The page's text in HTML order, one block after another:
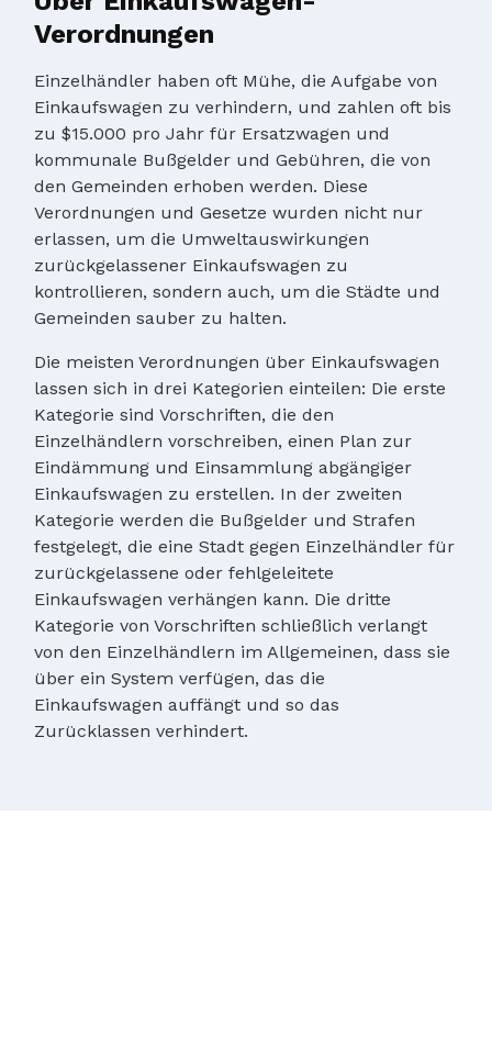
Verordnungen
Einzelhändler haben oft Mühe, die Aufgabe von
Einkaufswagen zu verhindern, und zahlen oft bis
zu $15.000 pro Jahr für Ersatzwagen und
kommunale Bußgelder und Gebühren, die von
den Gemeinden erhoben werden. Diese
Verordnungen und Gesetze wurden nicht nur
erlassen, um die Umweltauswirkungen
zurückgelassener Einkaufswagen zu
kontrollieren, sondern auch, um die Städte und
Gemeinden sauber zu halten.
Die meisten Verordnungen über Einkaufswagen
lassen sich in drei Kategorien einteilen: Die erste
Kategorie sind Vorschriften, die den
Einzelhändlern vorschreiben, einen Plan zur
Eindämmung und Einsammlung abgängiger
Einkaufswagen zu erstellen. In der zweiten
Kategorie werden die Bußgelder und Strafen
festgelegt, die eine Stadt gegen Einzelhändler für
zurückgelassene oder fehlgeleitete
Einkaufswagen verhängen kann. Die dritte
Kategorie von Vorschriften schließlich verlangt
von den Einzelhändlern im Allgemeinen, dass sie
über ein System verfügen, das die
Einkaufswagen auffängt und so das
Zurücklassen verhindert.